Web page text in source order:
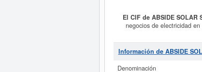
El CIF de ABSIDE SOLAR
negocios de electricidad
servicios energéticos, de
dentro de la categoría del
SIC 49119902,
social en la que esta
Información de ABSIDE
Denominación